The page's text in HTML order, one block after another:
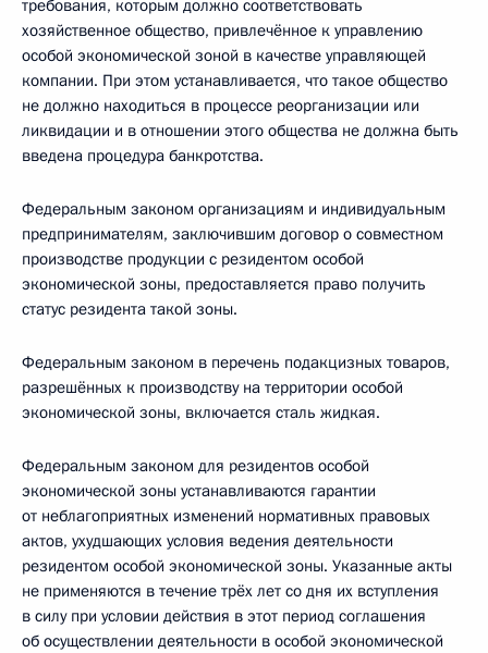
требования, которым должно соответствовать
хозяйственное общество, привлечённое к управлению
особой экономической зоной в качестве управляющей
компании. При этом устанавливается, что такое общество
не должно находиться в процессе реорганизации или
ликвидации и в отношении этого общества не должна быть
введена процедура банкротства.
Федеральным законом организациям и индивидуальным
предпринимателям, заключившим договор о совместном
производстве продукции с резидентом особой
экономической зоны, предоставляется право получить
статус резидента такой зоны.
Федеральным законом в перечень подакцизных товаров,
разрешённых к производству на территории особой
экономической зоны, включается сталь жидкая.
Федеральным законом для резидентов особой
экономической зоны устанавливаются гарантии
от неблагоприятных изменений нормативных правовых
актов, ухудшающих условия ведения деятельности
резидентом особой экономической зоны. Указанные акты
не применяются в течение трёх лет со дня их вступления
в силу при условии действия в этот период соглашения
об осуществлении деятельности в особой экономической